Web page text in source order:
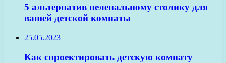
5 альтернатив пеленальному столику для
вашей детской комнаты
25.05.2023
Как спроектировать детскую комнату